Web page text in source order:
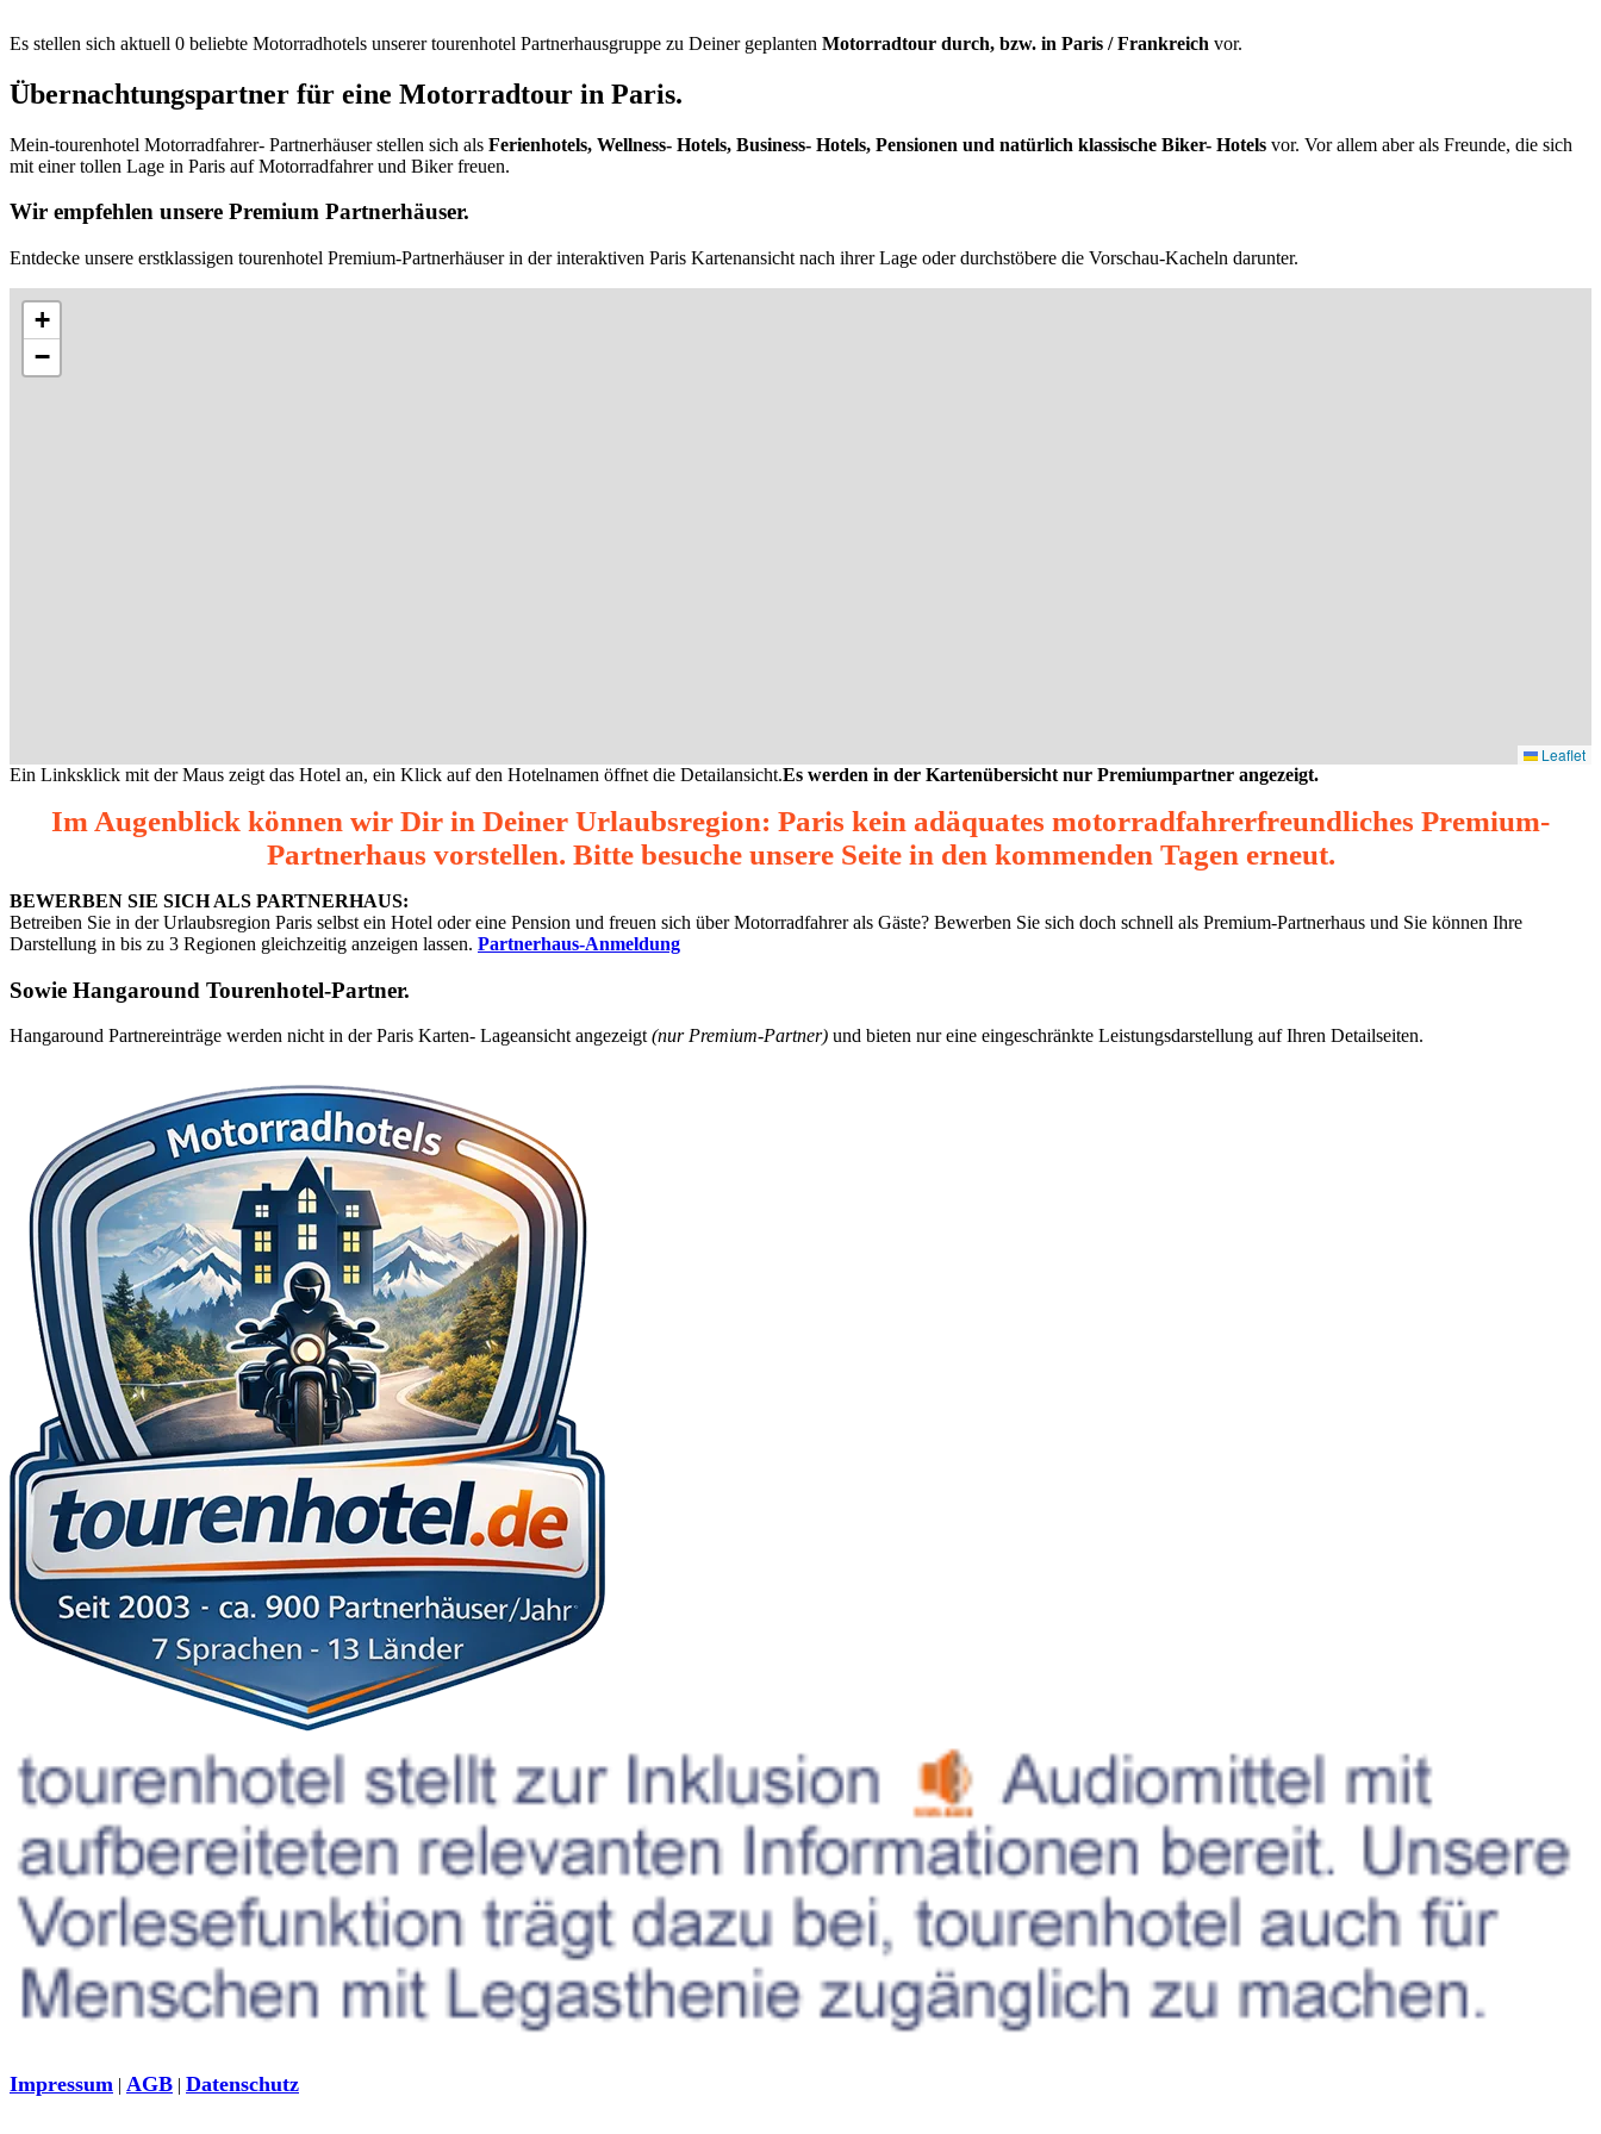
Es stellen sich aktuell 0 beliebte Motorradhotels unserer tourenhotel Partnerhausgruppe zu Deiner geplanten Motorradtour durch, bzw. in Paris / Frankreich vor.
Übernachtungspartner für eine Motorradtour in Paris.
Mein-tourenhotel Motorradfahrer- Partnerhäuser stellen sich als Ferienhotels, Wellness- Hotels, Business- Hotels, Pensionen und natürlich klassische Biker- Hotels vor. Vor allem aber als Freunde, die sich
mit einer tollen Lage in Paris auf Motorradfahrer und Biker freuen.
Wir empfehlen unsere Premium Partnerhäuser.
Entdecke unsere erstklassigen tourenhotel Premium-Partnerhäuser in der interaktiven Paris Kartenansicht nach ihrer Lage oder durchstöbere die Vorschau-Kacheln darunter.
+
−
Leaflet
Ein Linksklick mit der Maus zeigt das Hotel an, ein Klick auf den Hotelnamen öffnet die Detailansicht.Es werden in der Kartenübersicht nur Premiumpartner angezeigt.
Im Augenblick können wir Dir in Deiner Urlaubsregion: Paris kein adäquates motorradfahrerfreundliches Premium-
Partnerhaus vorstellen. Bitte besuche unsere Seite in den kommenden Tagen erneut.
BEWERBEN SIE SICH ALS PARTNERHAUS:
Betreiben Sie in der Urlaubsregion Paris selbst ein Hotel oder eine Pension und freuen sich über Motorradfahrer als Gäste? Bewerben Sie sich doch schnell als Premium-Partnerhaus und Sie können Ihre
Darstellung in bis zu 3 Regionen gleichzeitig anzeigen lassen. Partnerhaus-Anmeldung
Sowie Hangaround Tourenhotel-Partner.
Hangaround Partnereinträge werden nicht in der Paris Karten- Lageansicht angezeigt(nur Premium-Partner) und bieten nur eine eingeschränkte Leistungsdarstellung auf Ihren Detailseiten.
Impressum | AGB | Datenschutz